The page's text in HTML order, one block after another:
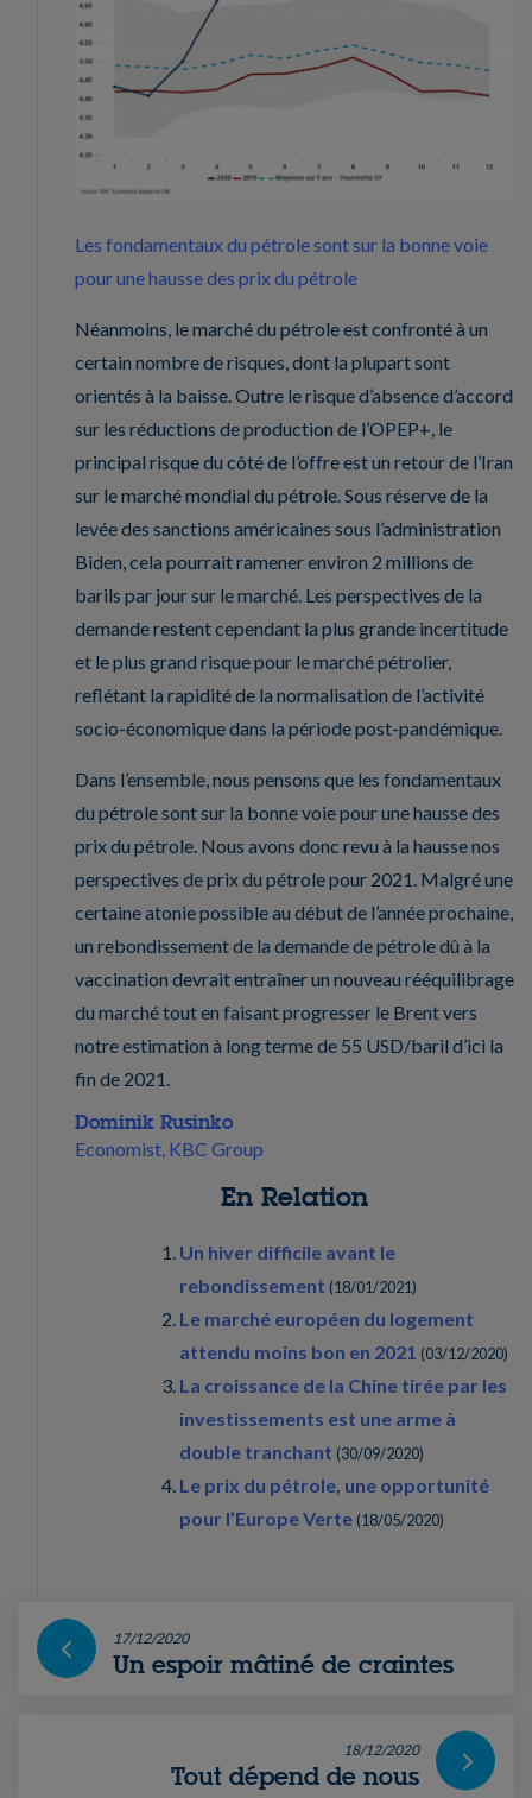
Les fondamentaux du pétrole sont sur la bonne voie
pour une hausse des prix du pétrole
Néanmoins, le marché du pétrole est confronté à un
certain nombre de risques, dont la plupart sont
orientés à la baisse. Outre le risque d’absence d’accord
sur les réductions de production de l’OPEP+, le
principal risque du côté de l’offre est un retour de l’Iran
sur le marché mondial du pétrole. Sous réserve de la
levée des sanctions américaines sous l’administration
Biden, cela pourrait ramener environ 2 millions de
barils par jour sur le marché. Les perspectives de la
demande restent cependant la plus grande incertitude
et le plus grand risque pour le marché pétrolier,
reflétant la rapidité de la normalisation de l’activité
socio-économique dans la période post-pandémique.
Dans l’ensemble, nous pensons que les fondamentaux
du pétrole sont sur la bonne voie pour une hausse des
prix du pétrole. Nous avons donc revu à la hausse nos
perspectives de prix du pétrole pour 2021. Malgré une
certaine atonie possible au début de l’année prochaine,
un rebondissement de la demande de pétrole dû à la
vaccination devrait entraîner un nouveau rééquilibrage
du marché tout en faisant progresser le Brent vers
notre estimation à long terme de 55 USD/baril d’ici la
fin de 2021.
Dominik Rusinko
Economist, KBC Group
En Relation
Un hiver difficile avant le
rebondissement (18/01/2021)
Le marché européen du logement
attendu moins bon en 2021 (03/12/2020)
La croissance de la Chine tirée par les
investissements est une arme à
double tranchant (30/09/2020)
Le prix du pétrole, une opportunité
pour l’Europe Verte (18/05/2020)
17/12/2020
Un espoir mâtiné de craintes
18/12/2020
Tout dépend de nous